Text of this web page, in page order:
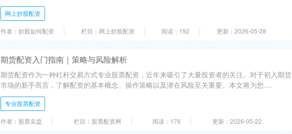
网上炒股配资
作者：炒股如何配资 栏目：网上炒股配资 阅读：192 更新：2026-05-28
期货配资入门指南｜策略与风险解析
期货配资作为一种杠杆交易方式专业股票配资，近年来吸引了大量投资者的关注。对于初入期货
市场的新手而言，了解配资的基本概念、操作策略以及潜在风险至关重要。本文将为您....
专业股票配资
作者：股票实盘 栏目：股票配资网 阅读：176 更新：2026-05-22